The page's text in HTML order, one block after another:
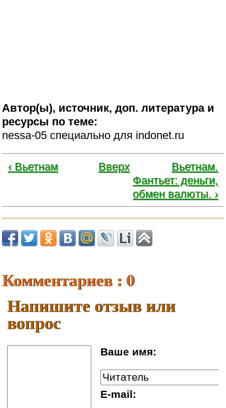
Автор(ы), источник, доп. литература и
ресурсы по теме:
nessa-05 специально для indonet.ru
‹ Вьетнам Вверх
Вьетнам.
Фантьет: деньги,
обмен валюты. ›
Комментариев : 0
Напишите отзыв или
вопрос
Ваше имя:
E-mail: